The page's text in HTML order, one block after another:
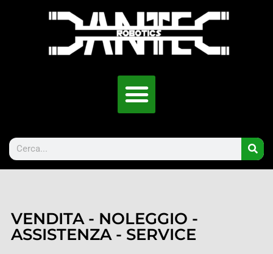
VENDITA - NOLEGGIO -
ASSISTENZA - SERVICE